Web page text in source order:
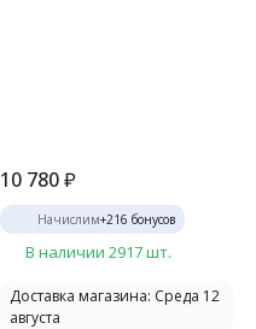
10 780 ₽
Начислим+216 бонусов
В наличии 2917 шт.
Доставка магазина: Среда 12
августа